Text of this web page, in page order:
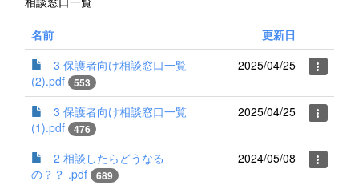
名前
更新日
3 保護者向け相談窓口一覧
(2).pdf
553
2025/04/25
3 保護者向け相談窓口一覧
(1).pdf
476
2025/04/25
2 相談したらどうなる
の？？ .pdf
689
2024/05/08